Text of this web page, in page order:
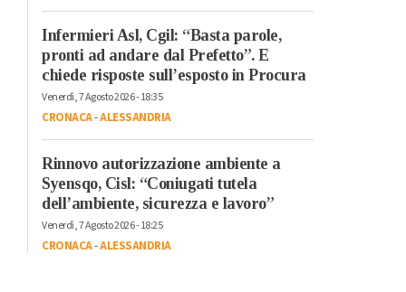
Infermieri Asl, Cgil: “Basta parole,
pronti ad andare dal Prefetto”. E
chiede risposte sull’esposto in Procura
Venerdì, 7 Agosto 2026 - 18:35
CRONACA-ALESSANDRIA
Rinnovo autorizzazione ambiente a
Syensqo, Cisl: “Coniugati tutela
dell’ambiente, sicurezza e lavoro”
Venerdì, 7 Agosto 2026 - 18:25
CRONACA-ALESSANDRIA